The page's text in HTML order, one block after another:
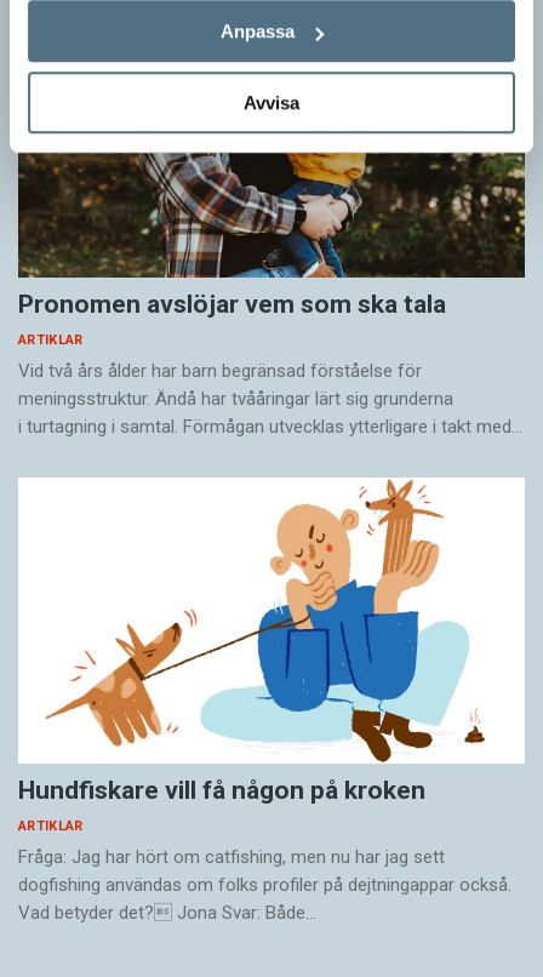
Anpassa
Avvisa
Pronomen avslöjar vem som ska tala
ARTIKLAR
Vid två års ålder har barn begränsad förståelse för
meningsstruktur. Ändå har tvååringar lärt sig grunderna
i turtagning i samtal. Förmågan utvecklas ytterligare i takt med…
Hundfiskare vill få någon på kroken
ARTIKLAR
Fråga: Jag har hört om catfishing, men nu har jag sett
dogfishing användas om folks profiler på dejtningappar också.
Vad betyder det? Jona Svar: Både…